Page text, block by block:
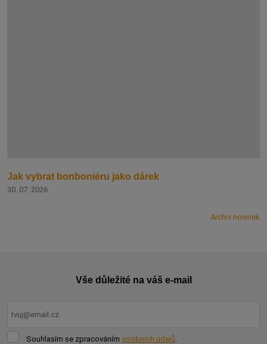
Jak vybrat bonboniéru jako dárek
30. 07. 2026
Archiv novinek
Vše důležité na váš e-mail
Souhlasím
Souhlasím se zpracováním osobních údajů.